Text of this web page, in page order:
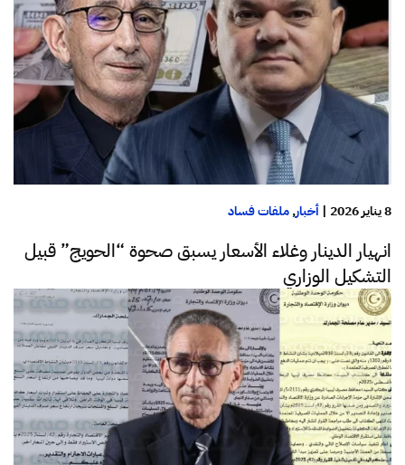
8 يناير 2026 | أخبار,ملفات فساد
انهيار الدينار وغلاء الأسعار يسبق صحوة “الحويج” قبيل
التشكيل الوزاري